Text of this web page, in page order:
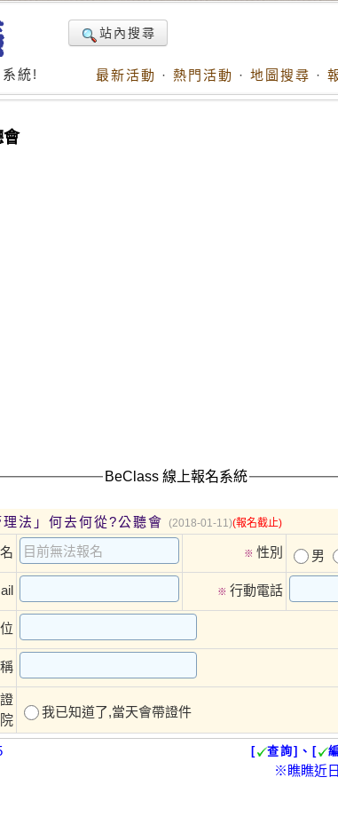
統!
站內搜尋
最新活動 · 熱門活動 · 地圖搜尋 ·
會
BeClass 線上報名系統
理法」何去何從?公聽會 (2018-01-11)(報名截止)
※ 性別 男
※ 行動電話
我已知道了,當天會帶證件
[ 查詢]、[
※瞧瞧近